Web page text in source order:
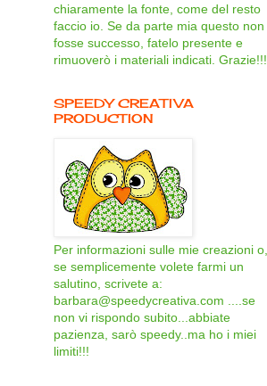
chiaramente la fonte, come del resto
faccio io. Se da parte mia questo non
fosse successo, fatelo presente e
rimuoverò i materiali indicati. Grazie!!!
SPEEDY CREATIVA
PRODUCTION
Per informazioni sulle mie creazioni o,
se semplicemente volete farmi un
salutino, scrivete a:
barbara@speedycreativa.com ....se
non vi rispondo subito...abbiate
pazienza, sarò speedy..ma ho i miei
limiti!!!